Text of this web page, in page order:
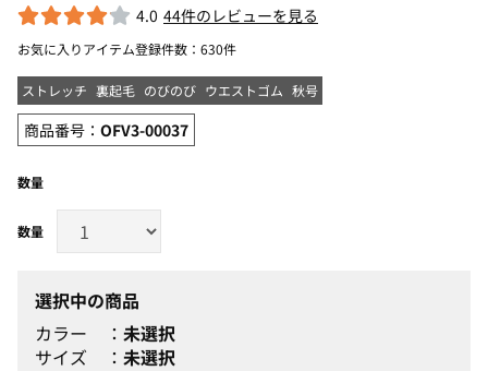
4.0 44件のレビューを見る
お気に入りアイテム登録件数： 630件
ストレッチ 裏起毛 のびのび ウエストゴム 秋号
商品番号： OFV3-00037
数量
選択中の商品
カラー
未選択
サイズ
未選択